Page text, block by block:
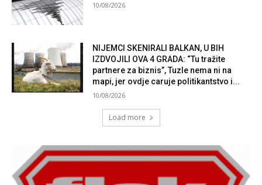
10/08/2026
NIJEMCI SKENIRALI BALKAN, U BIH
IZDVOJILI OVA 4 GRADA: “Tu tražite
partnere za biznis”, Tuzle nema ni na
mapi, jer ovdje caruje politikantstvo i...
10/08/2026
Load more